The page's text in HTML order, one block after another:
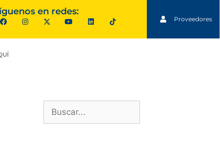
en redes:
Proveedores